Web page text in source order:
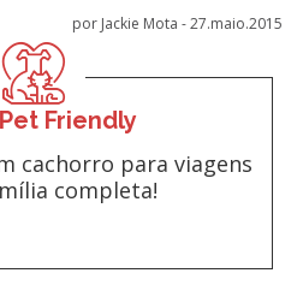
por Jackie Mota -27.maio.2015
Friendly
cachorro para viagens
completa!